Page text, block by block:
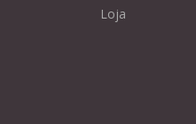
Loja